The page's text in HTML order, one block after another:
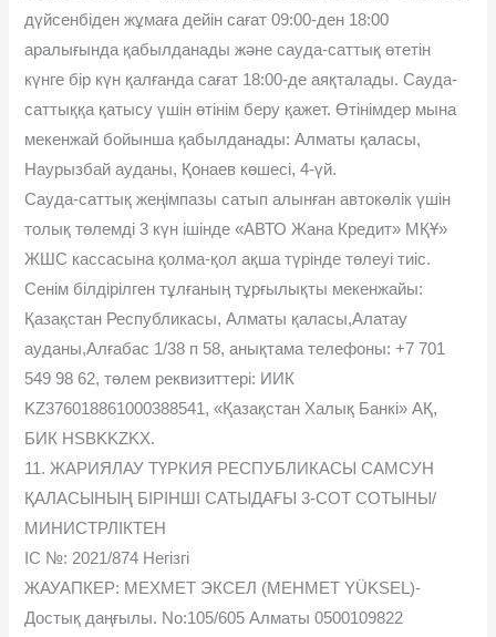
дүйсенбіден жұмаға дейін сағат 09:00-ден 18:00
аралығында қабылданады жəне сауда-саттық өтетін
күнге бір күн қалғанда сағат 18:00-де аяқталады. Сауда-
саттыққа қатысу үшін өтінім беру қажет. Өтінімдер мына
мекенжай бойынша қабылданады: Алматы қаласы,
Наурызбай ауданы, Қонаев көшесі, 4-үй.
Сауда-саттық жеңімпазы сатып алынған автокөлік үшін
толық төлемді 3 күн ішінде «АВТО Жана Кредит» МҚҰ»
ЖШС кассасына қолма-қол ақша түрінде төлеуі тиіс.
Сенім білдірілген тұлғаның тұрғылықты мекенжайы:
Қазақстан Республикасы, Алматы қаласы,Алатау
ауданы,Алғабас 1/38 п 58, анықтама телефоны: +7 701
549 98 62, төлем реквизиттері: ИИК
KZ376018861000388541, «Қазақстан Халық Банкі» АҚ,
БИК HSBKKZKX.
11. ЖАРИЯЛАУ ТҮРКИЯ РЕСПУБЛИКАСЫ САМСУН
ҚАЛАСЫНЫҢ БІРІНШІ САТЫДАҒЫ 3-СОТ СОТЫНЫ/
МИНИСТРЛІКТЕН
ІС №: 2021/874 Негізгі
ЖАУАПКЕР: МЕХМЕТ ЭКСЕЛ (MEHMET YÜKSEL)-
Достық даңғылы. No:105/605 Алматы 0500109822